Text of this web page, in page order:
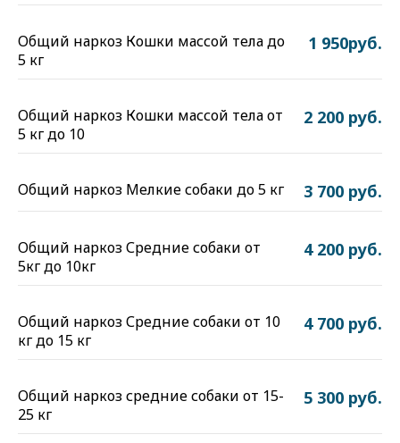
Общий наркоз Кошки массой тела до
5 кг
1 950руб.
Общий наркоз Кошки массой тела от
5 кг до 10
2 200 руб.
Общий наркоз Мелкие собаки до 5 кг 3 700 руб.
Общий наркоз Средние собаки от
5кг до 10кг
4 200 руб.
Общий наркоз Средние собаки от 10
кг до 15 кг
4 700 руб.
Общий наркоз средние собаки от 15-
25 кг
5 300 руб.